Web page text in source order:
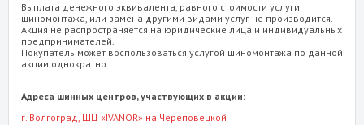
Выплата денежного эквивалента, равного стоимости услуги
шиномонтажа, или замена другими видами услуг не производится.
Акция не распространяется на юридические лица и индивидуальных
предпринимателей.
Покупатель может воспользоваться услугой шиномонтажа по данной
акции однократно.
Адреса шинных центров, участвующих в акции:
г. Волгоград, ШЦ «IVANOR» на Череповецкой